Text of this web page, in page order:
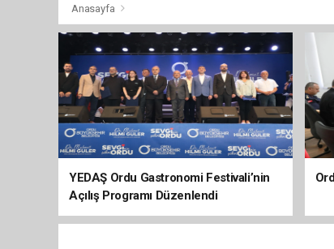
Anasayfa
YEDAŞ Ordu Gastronomi Festivali’nin
Açılış Programı Düzenlendi